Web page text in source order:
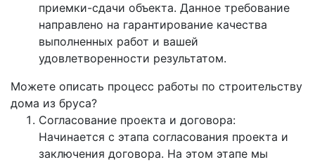
приемки-сдачи объекта. Данное требование
направлено на гарантирование качества
выполненных работ и вашей
удовлетворенности результатом.
Можете описать процесс работы по строительству
дома из бруса?
Согласование проекта и договора:
Начинается с этапа согласования проекта и
заключения договора. На этом этапе мы